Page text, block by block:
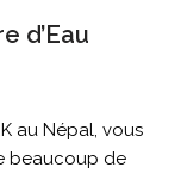
d’Eau
au Népal, vous
beaucoup de